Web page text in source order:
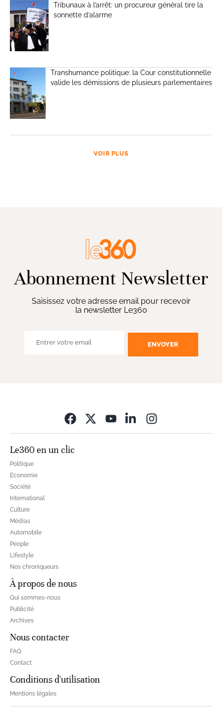
Tribunaux à l’arrêt: un procureur général tire la
sonnette d’alarme
Transhumance politique: la Cour constitutionnelle
valide les démissions de plusieurs parlementaires
VOIR PLUS
Abonnement Newsletter
Saisissez votre adresse email pour recevoir
la newsletter Le360
ENVOYER
Le360 en un clic
Politique
Economie
Société
International
Culture
Médias
Automobile
People
Lifestyle
Nos chroniqueurs
À propos de nous
Qui sommes-nous
Publicité
Archives
Nous contacter
FAQ
Contact
Conditions d'utilisation
Mentions légales